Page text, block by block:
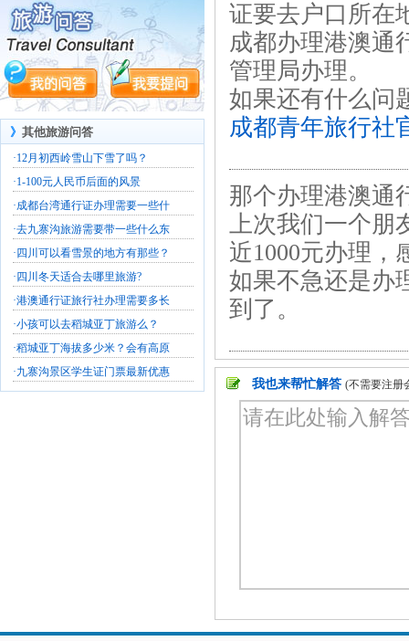
》 其他旅游问答
·12月初西岭雪山下雪了吗？
·1-100元人民币后面的风景
·成都台湾通行证办理需要一些什
·去九寨沟旅游需要带一些什么东
· 四川可以看雪景的地方有那些？
· 四川冬天适合去哪里旅游?
·港澳通行证旅行社办理需要多长
·小孩可以去稻城亚丁旅游么？
·稻城亚丁海拔多少米？会有高原
·九寨沟景区学生证门票最新优惠
证要去户口所在
成都办理港澳通
管理局办理。
如果还有什么问
成都青年旅行社
那个办理港澳通
上次我们一个朋
近1000元办理，
如果不急还是办
到了。
我也来帮忙解答 (不需要注册